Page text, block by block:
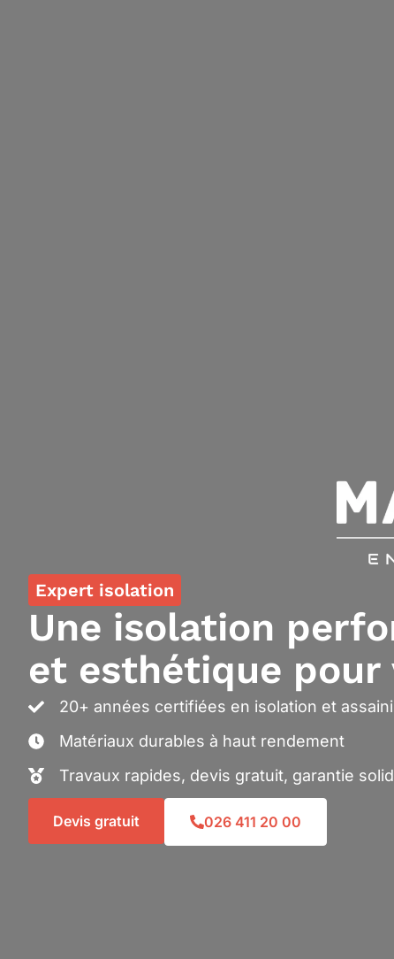
Expert isolation
Une isolation
et esthétique
20+ années certifiées en isolation et
Matériaux durables à haut rendement
Travaux rapides, devis gratuit, garantie
Devis gratuit 026 411 20 00